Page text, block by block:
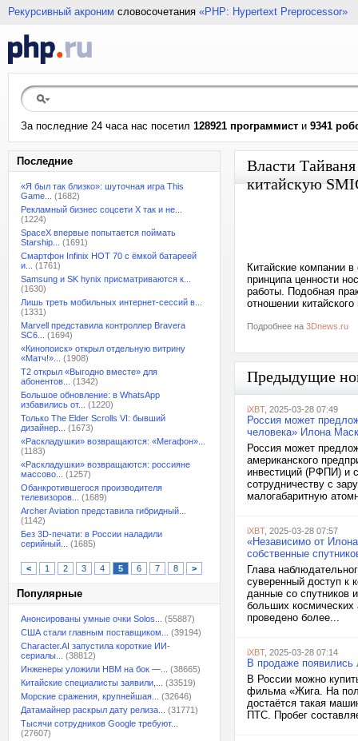
Рекурсивный акроним словосочетания «PHP: Hypertext Preprocessor»
За последние 24 часа нас посетил 128921 программист и 9341
Последние
«Я был так близко»: шуточная игра This
Game...
(1682)
Рекламный бизнес соцсети X так и не...
(1224)
SpaceX впервые попытается поймать
Starship...
(1691)
Смартфон Infinix HOT 70 с ёмкой батареей
и...
(1761)
Samsung и SK hynix присматриваются к...
(1630)
Лишь треть мобильных интернет-сессий в...
(1331)
Marvell представила контроллер Bravera
SC6...
(1694)
«Кинопоиск» открыл отдельную витрину
«Матч!»...
(1908)
T2 открыл «Выгодно вместе» для
абонентов...
(1342)
Большое обновление: в WhatsApp
избавились от...
(1220)
Только The Elder Scrolls VI: бывший
дизайнер...
(1673)
«Раскладушки» возвращаются: «Мегафон»...
(1183)
«Раскладушки» возвращаются: россияне
массово...
(1257)
Обанкротившегося производителя
телевизоров...
(1689)
Archer Aviation представила гибридный...
(1142)
Без 3D-печати: в России наладили
серийный...
(1685)
< 1 2 3 4 5 6 7 8 >
Популярные
Анонсированы умные очки Solos...
(55887)
США стали главным поставщиком...
(39194)
Character.AI запустила короткие ИИ-
сериалы...
(38812)
Инженеры уложили HBM на бок —...
(38665)
Китайские специалисты заявили,...
(33519)
Морские сражения, крупнейшая...
(32646)
Датамайнер раскрыл дату релиза...
(31771)
Тысячи сотрудников Google требуют...
(27607)
Власти
китайскую
Китайские компании
принципа ценности
работы. Подобная
отношении
Подробнее на 3Dnews.ru
Предыдущие
iXBT, 2025-03-28 07:49
Россия может
человека» Илона
Россия может
американского
инвестиций (РФПИ) и
сотрудничеству с
малогабаритную
iXBT, 2025-03-28 07:57
«Независимо от
собственные
Глава
суверенный доступ к
данные со спутников
больших
проведено более...
iXBT, 2025-03-28 07:14
В продаже появились
В России можно
фильма «Жига. На
достаётся такая
ПТС. Пробег